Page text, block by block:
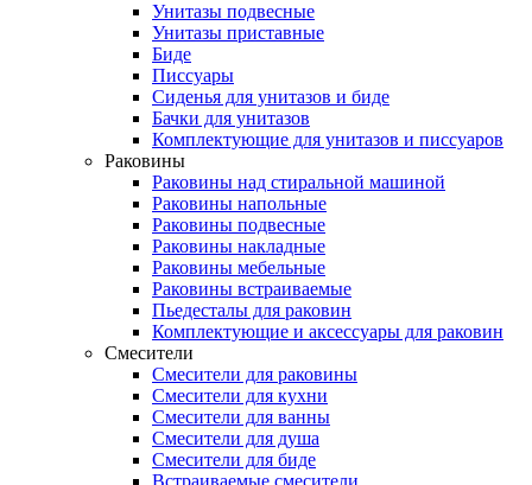
Унитазы подвесные
Унитазы приставные
Биде
Писсуары
Сиденья для унитазов и биде
Бачки для унитазов
Комплектующие для унитазов и писсуаров
Раковины
Раковины над стиральной машиной
Раковины напольные
Раковины подвесные
Раковины накладные
Раковины мебельные
Раковины встраиваемые
Пьедесталы для раковин
Комплектующие и аксессуары для раковин
Смесители
Смесители для раковины
Смесители для кухни
Смесители для ванны
Смесители для душа
Смесители для биде
Встраиваемые смесители